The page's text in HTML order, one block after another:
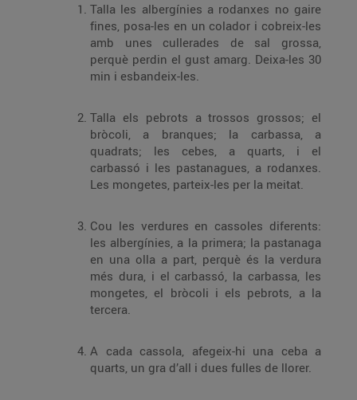
Talla les albergínies a rodanxes no gaire
fines, posa-les en un colador i cobreix-les
amb unes cullerades de sal grossa,
perquè perdin el gust amarg. Deixa-les 30
min i esbandeix-les.
Talla els pebrots a trossos grossos; el
bròcoli, a branques; la carbassa, a
quadrats; les cebes, a quarts, i el
carbassó i les pastanagues, a rodanxes.
Les mongetes, parteix-les per la meitat.
Cou les verdures en cassoles diferents:
les albergínies, a la primera; la pastanaga
en una olla a part, perquè és la verdura
més dura, i el carbassó, la carbassa, les
mongetes, el bròcoli i els pebrots, a la
tercera.
A cada cassola, afegeix-hi una ceba a
quarts, un gra d’all i dues fulles de llorer.